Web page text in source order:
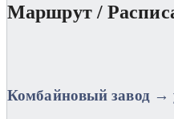
Маршрут /
Комбайновый завод →